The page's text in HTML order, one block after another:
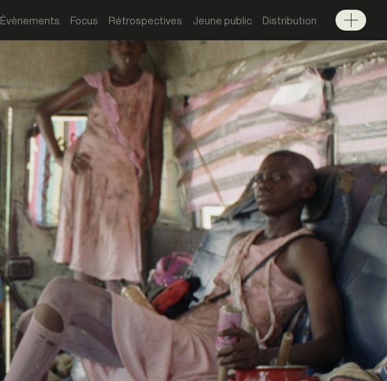
Évènements Focus Rétrospectives Jeune public Distribution
Menu